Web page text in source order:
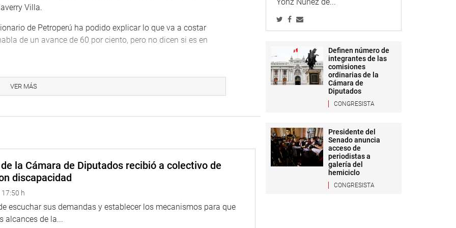
Villa.
de Petroperú ha podido explicar lo que va a costar
de un avance de 60 por ciento, pero no dicen si es en
le dijo a Odebrecht que si no llegaba a pasar el gas que
el Estado le pagaría hasta 920 millones de dólares al año.
para el Perú y que todos los peruanos de las próximas
de la región y asumir la deuda del proyecto.
95 mil barriles diarios, pero que el Perú solo produce 35 mil,
desde Ecuador.
medida del país vecino porque solo puede procesar petróleo
que se extrae de los lotes peruanos 192, 64 y 67”, anotó.
VER MÁS
la Cámara de Diputados recibió a colectivo de
discapacidad
h
escuchar sus demandas y establecer los mecanismos para que
alcances de la...
Definen número de
integrantes de las
comisiones
ordinarias de la
Cámara de
Diputados
CONGRESISTA
Presidente del
Senado anuncia
acceso de
periodistas a
galería del
hemiciclo
CONGRESISTA